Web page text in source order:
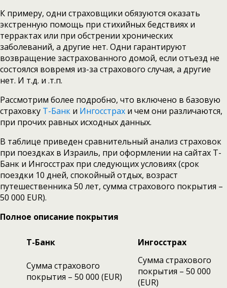
К примеру, одни страховщики обязуются оказать
экстренную помощь при стихийных бедствиях и
террактах или при обстрении хронических
заболеваний, а другие нет. Одни гарантируют
возвращение застрахованного домой, если отъезд не
состоялся вовремя из-за страхового случая, а другие
нет. И т.д. и .т.п.
Рассмотрим более подробно, что включено в базовую
страховку Т-Банк и Ингосстрах и чем они различаются,
при прочих равных исходных данных.
В таблице приведен сравнительный анализ страховок
при поездках в Израиль, при оформлении на сайтах Т-
Банк и Ингосстрах при следующих условиях (срок
поездки 10 дней, спокойный отдых, возраст
путешественника 50 лет, сумма страхового покрытия –
50 000 EUR).
Полное описание покрытия
Т-Банк Ингосстрах
Сумма страхового
покрытия – 50 000 (EUR)
Сумма страхового
покрытия – 50 000
(EUR)